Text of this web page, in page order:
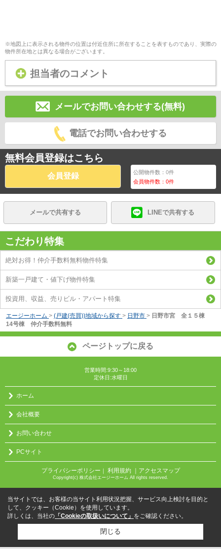
※地図上に表示される物件の位置は付近住所に所在することを表すものであり、実際の
物件所在地とは異なる場合がございます。
担当者のコメント
メールでお問い合わせする(無料)
電話でお問い合わせする
無料会員登録はこちら
会員登録 公開物件数：0件
会員物件数：0件
メールで共有する LINEで共有する
こだわり特集
絶対お得！仲介手数料無料物件特集
新築一戸建て・値下げ物件特集
投資用、収益、売りビル・アパート特集
エージーホーム > (戸建(売買))地域から探す > 日野市 > 日野市宮 全１５棟
14号棟 仲介手数料無料
ページトップに戻る
営業時間:9:30～18:00
定休日:水曜日
ホーム
会社概要
お問い合わせ
PCサイト
プライバシーポリシー ｜ 利用規約 ｜アクセスマップ
Copyright(c) 株式会社エージーホーム All rights reserved.
当サイトでは、お客様の当サイト利用状況把握、サービス向上検討を目的と
して、クッキー（Cookie）を使用しています。
詳しくは、当社の 「Cookieの取扱いについて」 をご確認ください。
閉じる